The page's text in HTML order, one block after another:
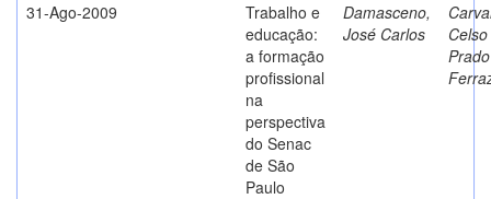
31-Ago-2009
Trabalho e
educação:
a formação
profissional
na
perspectiva
do Senac
de São
Paulo
Damasceno,
José Carlos
Prado